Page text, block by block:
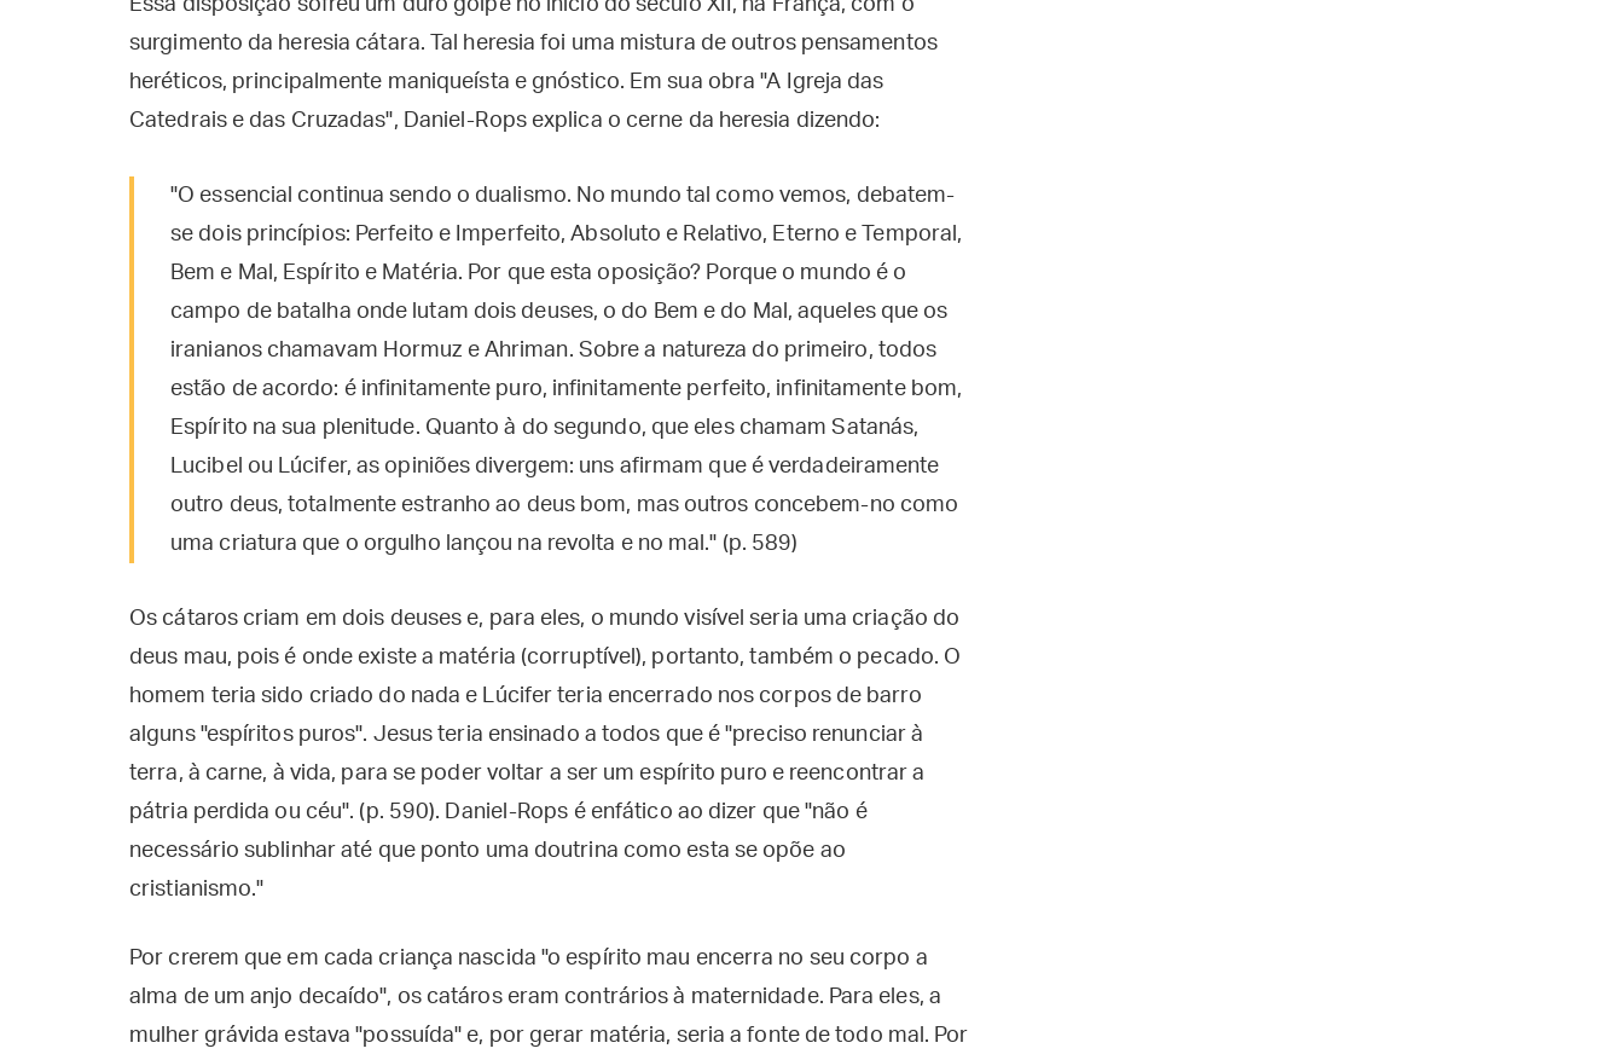
Essa disposição sofreu um duro golpe no início do século XII, na França, com o
surgimento da heresia cátara. Tal heresia foi uma mistura de outros pensamentos
heréticos, principalmente maniqueísta e gnóstico. Em sua obra "A Igreja das
Catedrais e das Cruzadas", Daniel-Rops explica o cerne da heresia dizendo:
"O essencial continua sendo o dualismo. No mundo tal como vemos, debatem-
se dois princípios: Perfeito e Imperfeito, Absoluto e Relativo, Eterno e Temporal,
Bem e Mal, Espírito e Matéria. Por que esta oposição? Porque o mundo é o
campo de batalha onde lutam dois deuses, o do Bem e do Mal, aqueles que os
iranianos chamavam Hormuz e Ahriman. Sobre a natureza do primeiro, todos
estão de acordo: é infinitamente puro, infinitamente perfeito, infinitamente bom,
Espírito na sua plenitude. Quanto à do segundo, que eles chamam Satanás,
Lucibel ou Lúcifer, as opiniões divergem: uns afirmam que é verdadeiramente
outro deus, totalmente estranho ao deus bom, mas outros concebem-no como
uma criatura que o orgulho lançou na revolta e no mal." (p. 589)
Os cátaros criam em dois deuses e, para eles, o mundo visível seria uma criação do
deus mau, pois é onde existe a matéria (corruptível), portanto, também o pecado. O
homem teria sido criado do nada e Lúcifer teria encerrado nos corpos de barro
alguns "espíritos puros". Jesus teria ensinado a todos que é "preciso renunciar à
terra, à carne, à vida, para se poder voltar a ser um espírito puro e reencontrar a
pátria perdida ou céu". (p. 590). Daniel-Rops é enfático ao dizer que "não é
necessário sublinhar até que ponto uma doutrina como esta se opõe ao
cristianismo."
Por crerem que em cada criança nascida "o espírito mau encerra no seu corpo a
alma de um anjo decaído", os catáros eram contrários à maternidade. Para eles, a
mulher grávida estava "possuída" e, por gerar matéria, seria a fonte de todo mal. Por